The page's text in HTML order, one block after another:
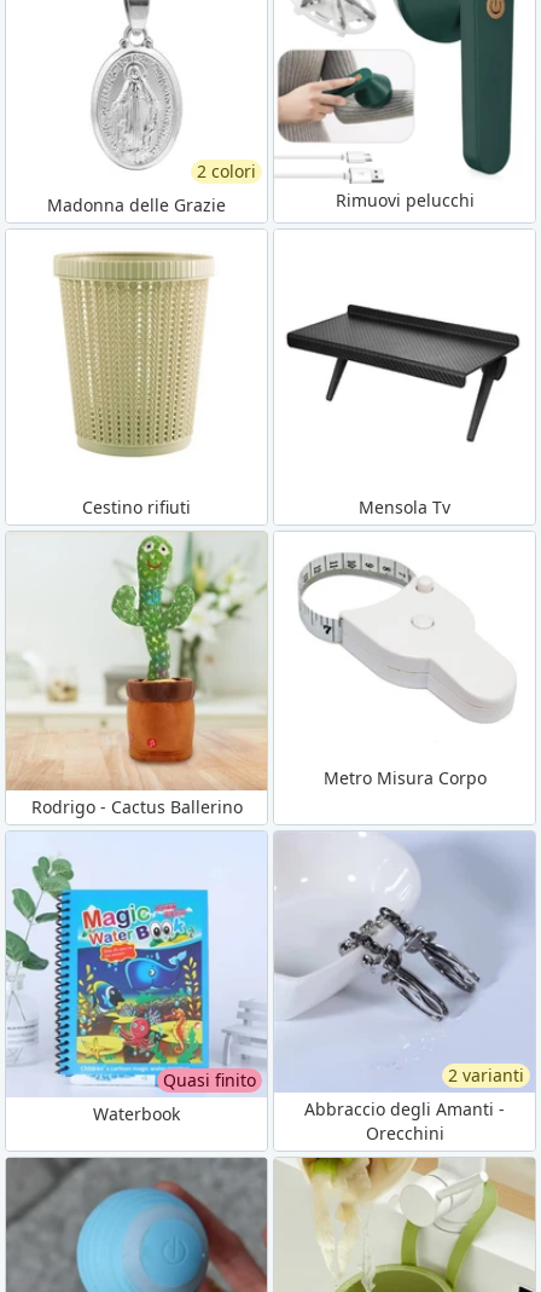
2 colori
Madonna delle Grazie
Rimuovi pelucchi
Cestino rifiuti Mensola Tv
Rodrigo - Cactus Ballerino
Metro Misura Corpo
Quasi finito
Waterbook
2 varianti
Abbraccio degli Amanti -
Orecchini